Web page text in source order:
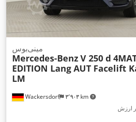
Wackersdorf ۳٬۹۰۳ km
مینی‌بوس
Mercedes-BenzV 250 d
EDITION Lang AUT Facelift
LM
ارزش